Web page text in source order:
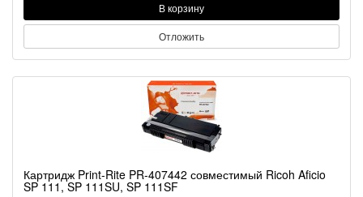
В корзину
Отложить
Картридж Print-Rite PR-407442 совместимый Ricoh Aficio
SP 111, SP 111SU, SP 111SF